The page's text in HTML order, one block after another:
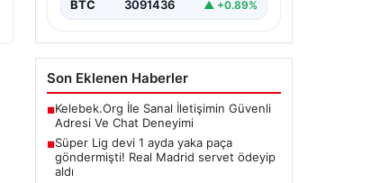
BTC 3091436 ▲ +0.89%
Son Eklenen Haberler
■Kelebek.Org İle Sanal İletişimin Güvenli
Adresi Ve Chat Deneyimi
■Süper Lig devi 1 ayda yaka paça
göndermişti! Real Madrid servet ödeyip
aldı